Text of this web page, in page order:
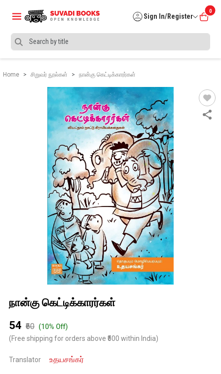
Sign In/Register
0
Home சிறுவர் நூல்கள் நான்கு கெட்டிக்காரர்கள்
நான்கு கெட்டிக்காரர்கள்
₹54 ₹60 (10% Off)
(Free shipping for orders above ₹500 within India)
Translator உதயசங்கர்